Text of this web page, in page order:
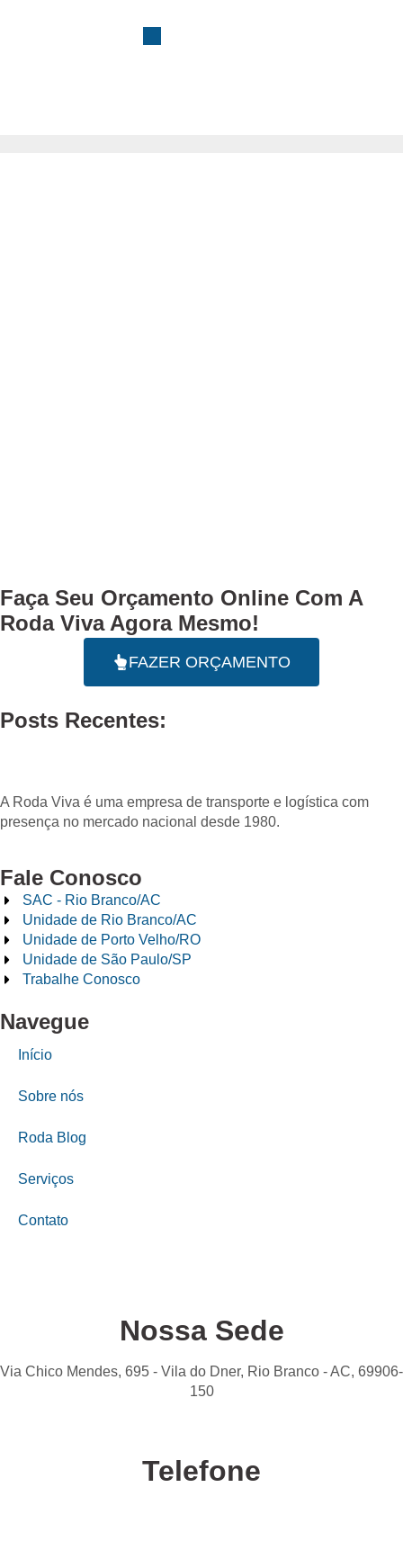
Faça Seu Orçamento Online Com A
Roda Viva Agora Mesmo!
FAZER ORÇAMENTO
Posts Recentes:
A Roda Viva é uma empresa de transporte e logística com
presença no mercado nacional desde 1980.
Fale Conosco
SAC - Rio Branco/AC
Unidade de Rio Branco/AC
Unidade de Porto Velho/RO
Unidade de São Paulo/SP
Trabalhe Conosco
Navegue
Início
Sobre nós
Roda Blog
Serviços
Contato
Nossa Sede
Via Chico Mendes, 695 - Vila do Dner, Rio Branco - AC, 69906-
150
Telefone